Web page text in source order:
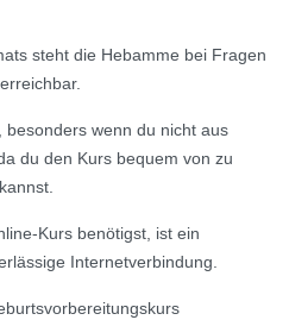
steht die Hebamme bei Fragen
wenn du nicht aus
du den Kurs bequem von zu
Kurs benötigst, ist ein
Internetverbindung.